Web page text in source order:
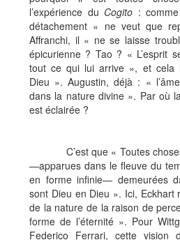
l’expérience du Cogito :
détachement « ne veut que
Affranchi, il « ne se laisse
épicurienne ? Tao ? « L’esprit
tout ce qui lui arrive », et cela
Dieu ». Augustin, déjà : «
dans la nature divine ». Par où
est éclairée ?
C’est que « Toutes
—apparues dans le fleuve du
en forme infinie— demeurées
sont Dieu en Dieu ». Ici, Eckhart
de la nature de la raison de
forme de l’éternité ». Pour
Federico Ferrari, cette vision